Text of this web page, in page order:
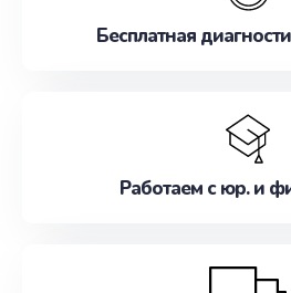
Бесплатная
Работаем с юр. и